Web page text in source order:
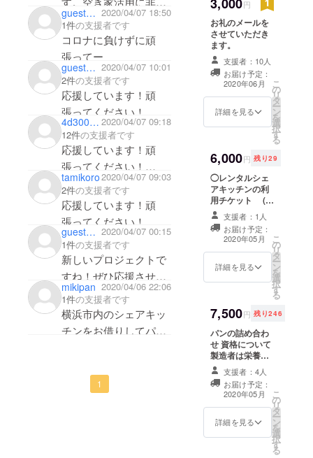
に興味を持っているの
で今回支援させていた
だきます。
パンづくりが好きなの
で、出来上がったら、
家族や友達を呼んで一
緒に作りたいです。
プロジェクト応援して
います☆
guest59701ca6eaa4 2020/04/07 18:50
1件の支援者です
コロナに負けずに頑
張ってー
guestb2980ba62244 2020/04/07 10:01
2件の支援者です
応援しています！頑
張ってください！
4d300tour 2020/04/07 09:18
12件の支援者です
応援しています！頑
張ってください！
キッチハイクやスペー
スマーケットも活用し
ましょう！
tamikoro2020/04/07 09:03
2件の支援者です
応援しています！頑
張ってください！
guestae599ffb1f34 2020/04/07 00:15
1件の支援者です
新しいプロジェクトで
すね！ぜひ応援させて
ください！
mikipan 2020/04/06 22:06
1件の支援者です
横浜市内のシェアキッ
チンをお借りしてパン
いと考えていたので是
非プロジェクトを成功
1
円
お礼のメールを
させていただき
ます。
支援者：10人
お届け予定：
2020年06月
詳細を見る
こ
の
リ
タ
ー
ン
を
選
択
す
る
6,000円 残り29
◯レンタルシェ
アキッチンの利
用チケット (お
試し) ガスオーブ
ン1台電気オーブ
ン2台、発酵器、
卓上ミキサー、
パンの先生監修
の物を設置して
限2020年5月〜8
写真はイメージ
です。
支援者：1人
お届け予定：
2020年05月
詳細を見る
こ
の
リ
タ
ー
ン
を
選
択
す
る
7,500円 残り246
パンの詰め合わ
せ 資格について
製造者は栄養士
と食品衛生管理
者の資格を保持
しています。 米
麹で起こした自
家製酵母と北海
道産の自然栽培
支援者：4人
お届け予定：
2020年05月
詳細を見る
こ
の
リ
タ
ー
ン
を
選
択
す
る